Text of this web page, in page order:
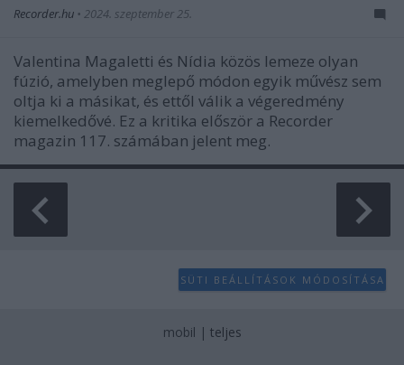
Recorder.hu • 2024. szeptember 25.
Valentina Magaletti és Nídia közös lemeze olyan
fúzió, amelyben meglepő módon egyik művész sem
oltja ki a másikat, és ettől válik a végeredmény
kiemelkedővé. Ez a kritika először a Recorder
magazin 117. számában jelent meg.
SÜTI BEÁLLÍTÁSOK MÓDOSÍTÁSA
mobil | teljes